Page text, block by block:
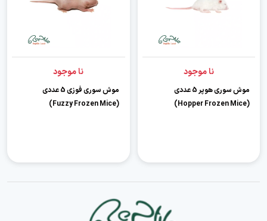
نا موجود
موش سوری هوپر 5 عددی
(Hopper Frozen Mice)
نا موجود
موش سوری فوزی 5 عددی
(Fuzzy Frozen Mice)